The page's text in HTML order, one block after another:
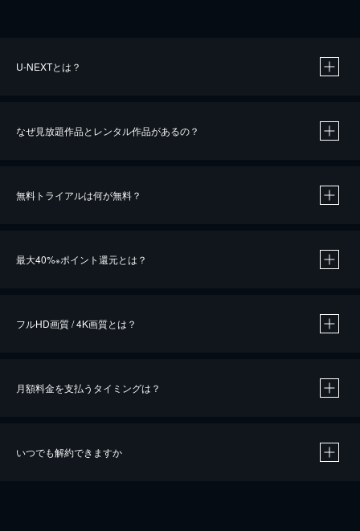
U-NEXTとは？
なぜ見放題作品とレンタル作品があるの？
無料トライアルは何が無料？
最大40%※ポイント還元とは？
※40％ポイント還元の対象は、クレジットカード決済による作品の購入 / レンタルです。
iOSアプリのUコイン決済による作品の購入 / レンタルは、20％のポイント還元です。
フルHD画質 / 4K画質とは？
月額料金を支払うタイミングは？
いつでも解約できますか